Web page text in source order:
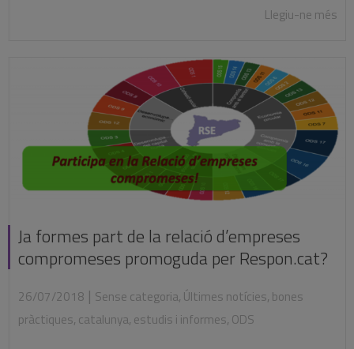
Llegiu-ne més
Ja formes part de la relació d’empreses
compromeses promoguda per Respon.cat?
26/07/2018 | Sense categoria, Últimes notícies, bones
pràctiques, catalunya, estudis i informes, ODS